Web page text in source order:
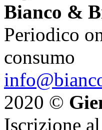
Bianco &
Periodico
consumo
2020 ©
Iscrizione